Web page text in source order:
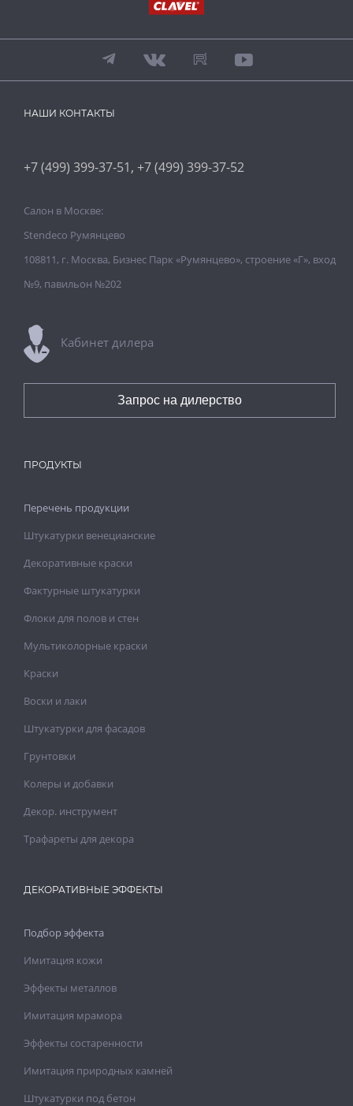
ПРОДУКТЫ
Перечень продукции
Штукатурки венецианские
Декоративные краски
Фактурные штукатурки
Флоки для полов и стен
Мультиколорные краски
Краски
Воски и лаки
Штукатурки для фасадов
Грунтовки
Колеры и добавки
Декор. инструмент
Трафареты для декора
ДЕКОРАТИВНЫЕ ЭФФЕКТЫ
Подбор эффекта
Имитация кожи
Эффекты металлов
Имитация мрамора
Эффекты состаренности
Имитация природных камней
Штукатурки под бетон
НАШИ КОНТАКТЫ
+7 (499) 399-37-51, +7 (499) 399-37-52
Салон в Москве:
Stendeco Румянцево
108811, г. Москва, Бизнес Парк «Румянцево», строение «Г», вход
№9, павильон №202
Кабинет дилера
Запрос на дилерство